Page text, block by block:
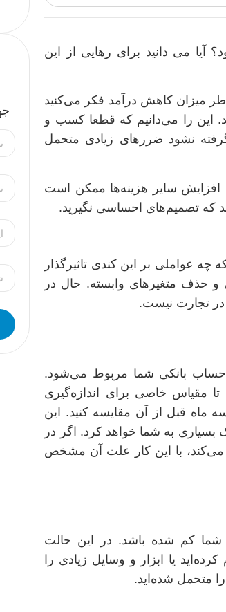
می دانید برای رهایی از این
میزان کاهش درآمد فکر می‌کنید
این را می‌دانیم که قطعا کسب و
نشود ضررهای زیادی متحمل
افزایش سایر هزینه‌ها ممکن است
که تصمیم‌های احساسی نگیرید.
عواملی بر این کندی تاثیرگذار
حذف متغیرهای وابسته. حال در
در تجارت نیست.
حساب بانکی شما مربوط می‌شود.
مقیاس خاصی برای اندازه‌گیری
ماه قبل از آن مقایسه کنید. این
به شما خواهد کرد. اگر در
می‌کند، با این کار علت آن مشخص
کم شده باشد. در این حالت
یا ابزار و وسایل زیادی را
متحمل شده‌اید.